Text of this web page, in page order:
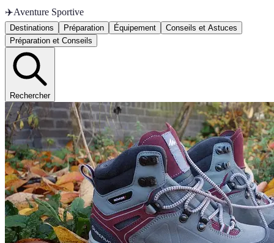
✈️Aventure Sportive
Destinations Préparation Équipement
Conseils et Astuces
Préparation et Conseils
Rechercher